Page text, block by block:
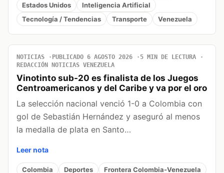
Estados Unidos
Inteligencia Artificial
Tecnología / Tendencias
Transporte Venezuela
NOTICIAS PUBLICADO 6 AGOSTO 2026
5 MIN DE LECTURA
REDACCIÓN NOTICIAS VENEZUELA
Vinotinto sub-20 es finalista de los Juegos
Centroamericanos y del Caribe y va por el oro
La selección nacional venció 1-0 a Colombia con
gol de Sebastián Hernández y aseguró al menos
la medalla de plata en Santo…
Leer nota
Colombia Deportes
Frontera Colombia-Venezuela